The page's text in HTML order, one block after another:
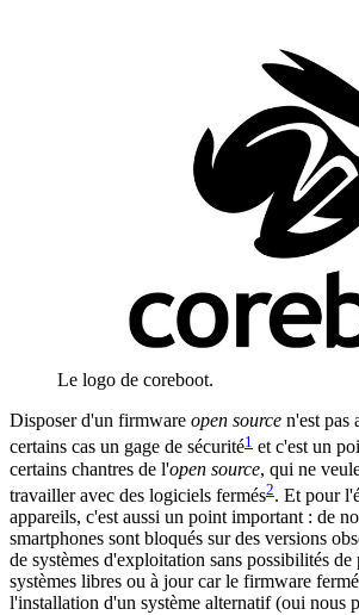
Le logo de coreboot.
Disposer d'un firmware open source n'est pas
certains cas un gage de sécurité1 et c'est un
certains chantres de l'open source, qui ne
travailler avec des logiciels fermés2. Et pour
appareils, c'est aussi un point important : de
smartphones sont bloqués sur des versions
de systèmes d'exploitation sans possibilités de
systèmes libres ou à jour car le firmware
l'installation d'un système alternatif (oui nous